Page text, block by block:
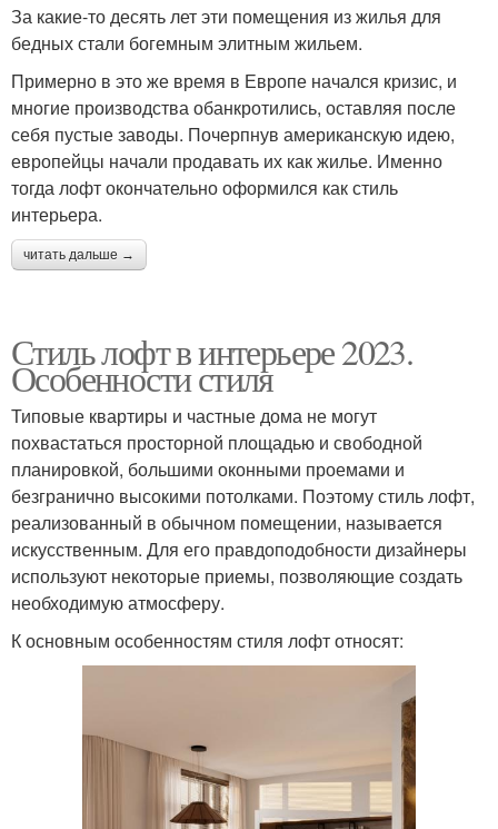
За какие-то десять лет эти помещения из жилья для
бедных стали богемным элитным жильем.
Примерно в это же время в Европе начался кризис, и
многие производства обанкротились, оставляя после
себя пустые заводы. Почерпнув американскую идею,
европейцы начали продавать их как жилье. Именно
тогда лофт окончательно оформился как стиль
интерьера.
читать дальше →
Стиль лофт в интерьере 2023.
Особенности стиля
Типовые квартиры и частные дома не могут
похвастаться просторной площадью и свободной
планировкой, большими оконными проемами и
безгранично высокими потолками. Поэтому стиль лофт,
реализованный в обычном помещении, называется
искусственным. Для его правдоподобности дизайнеры
используют некоторые приемы, позволяющие создать
необходимую атмосферу.
К основным особенностям стиля лофт относят: